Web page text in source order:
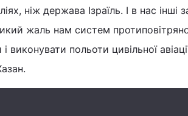
ніж держава Ізраїль. І в нас інші
жаль нам систем
польоти цивільної